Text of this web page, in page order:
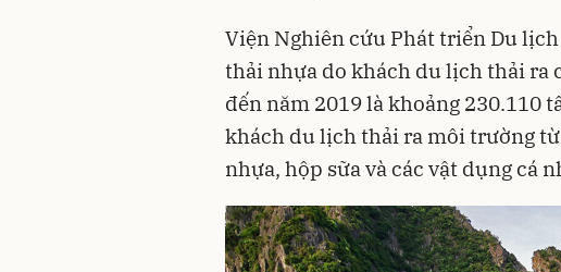
Viện Nghiên cứu Phát triển Du
thải nhựa do khách du lịch thải ra
đến năm 2019 là khoảng 230.110
khách du lịch thải ra môi trường
nhựa, hộp sữa và các vật dụng cá